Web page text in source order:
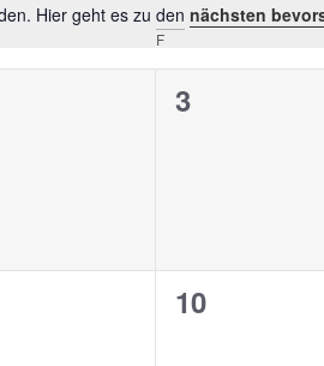
Hinweis
Hier geht es zu den nächsten
F
0
3
0
10